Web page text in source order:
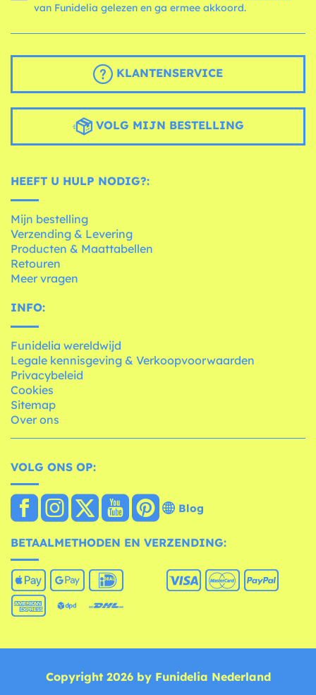
van Funidelia gelezen en ga ermee akkoord.
KLANTENSERVICE
VOLG MIJN BESTELLING
HEEFT U HULP NODIG?:
Mijn bestelling
Verzending & Levering
Producten & Maattabellen
Retouren
Meer vragen
INFO:
Funidelia wereldwijd
Legale kennisgeving & Verkoopvoorwaarden
Privacybeleid
Cookies
Sitemap
Over ons
VOLG ONS OP:
Blog
BETAALMETHODEN EN VERZENDING:
Copyright 2026 by Funidelia Nederland